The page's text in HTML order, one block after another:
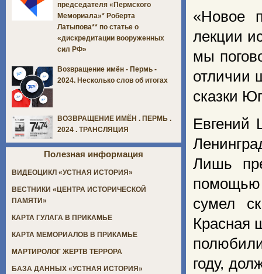
«Новое
лекции
мы
отличии
сказки
Евгений
Лишь
сумел
Красная
году,
председателя «Пермского
Мемориала»* Роберта
Латыпова** по статье о
«дискредитации вооруженных
сил РФ»
Возвращение имён - Пермь -
2024. Несколько слов об итогах
ВОЗВРАЩЕНИЕ ИМЁН . ПЕРМЬ .
2024 . ТРАНСЛЯЦИЯ
Полезная информация
ВИДЕОЦИКЛ «УСТНАЯ ИСТОРИЯ»
ВЕСТНИКИ «ЦЕНТРА ИСТОРИЧЕСКОЙ
ПАМЯТИ»
КАРТА ГУЛАГА В ПРИКАМЬЕ
КАРТА МЕМОРИАЛОВ В ПРИКАМЬЕ
МАРТИРОЛОГ ЖЕРТВ ТЕРРОРА
БАЗА ДАННЫХ «УСТНАЯ ИСТОРИЯ»